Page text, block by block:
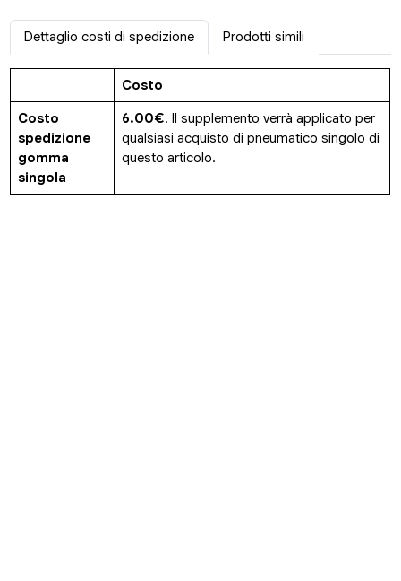
Dettaglio costi di spedizione Prodotti simili
Costo
Costo
spedizione
gomma
singola
6.00€. Il supplemento verrà applicato per
qualsiasi acquisto di pneumatico singolo di
questo articolo.